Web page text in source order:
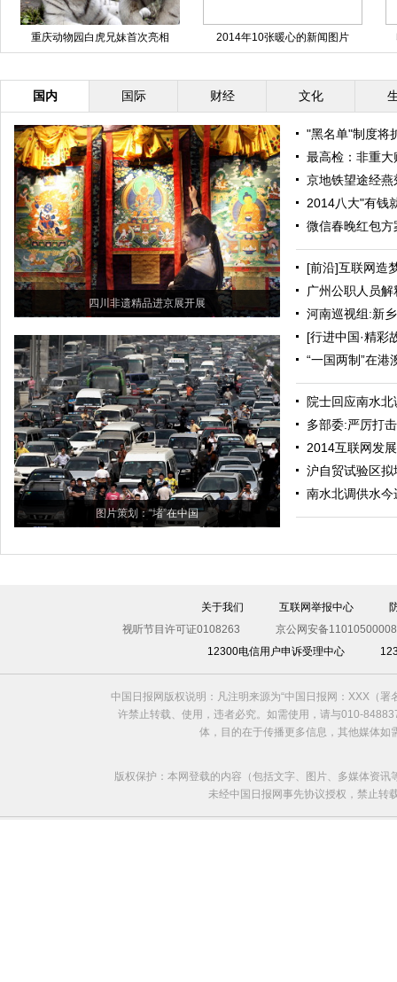
重庆动物园白虎兄妹首次亮相 2014年10张暖心的新闻图片
国内 国际 财经 文化
四川非遗精品进京展开展
图片策划：“堵”在中国
"黑名单"制度将
最高检：非重
京地铁望途经
2014八大"有钱
微信春晚红包
[前沿]互联网造
广州公职人员
河南巡视组:新
[行进中国·精彩
“一国两制”在港
院士回应南水
多部委:严厉打
2014互联网发
沪自贸试验区
南水北调供水
关于我们 互联网举报中心
视听节目许可证0108263
京公网安备
12300电信用户申诉受理中心
中国日报网版权说明：凡注明来源为“中国日报网：XXX（
许禁止转载、使用，违者必究。如需使用，请与010-
体，目的在于传播更多信息，其他媒体
版权保护：本网登载的内容（包括文字、图片、多媒体资
未经中国日报网事先协议授权，禁止转